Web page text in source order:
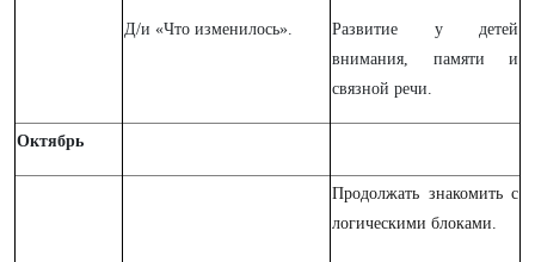
Д/и «Что изменилось».
Развитие у детей
внимания, памяти и
связной речи.
Октябрь
Продолжать знакомить с
логическими блоками.